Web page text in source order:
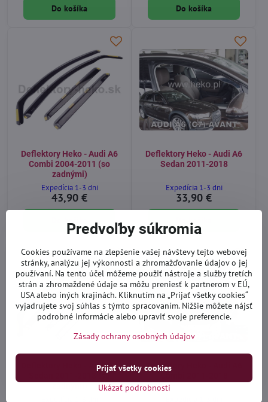
Do košíka Do košíka
Deflektory Heko - Audi A6
Combi 2004-2011 (so
zadnými)
Expedícia 1-3 dni
43,90 €
Deflektory Heko - Audi A6
Sedan 2011-2018
Expedícia 1-3 dni
33,90 €
Do košíka
Deflektory Heko - Audi A6
Sedan 2011-2018 (so
Deflektory Heko - Audi A6
Predvoľby súkromia
Cookies používame na zlepšenie vašej návštevy tejto webovej
stránky, analýzu jej výkonnosti a zhromažďovanie údajov o jej
používaní. Na tento účel môžeme použiť nástroje a služby tretích
strán a zhromaždené údaje sa môžu preniesť k partnerom v EÚ,
USA alebo iných krajinách. Kliknutím na „Prijať všetky cookies“
vyjadrujete svoj súhlas s týmto spracovaním. Nižšie môžete nájsť
podrobné informácie alebo upraviť svoje preferencie.
Zásady ochrany osobných údajov
Ukázať podrobnosti
Prijať všetky cookies